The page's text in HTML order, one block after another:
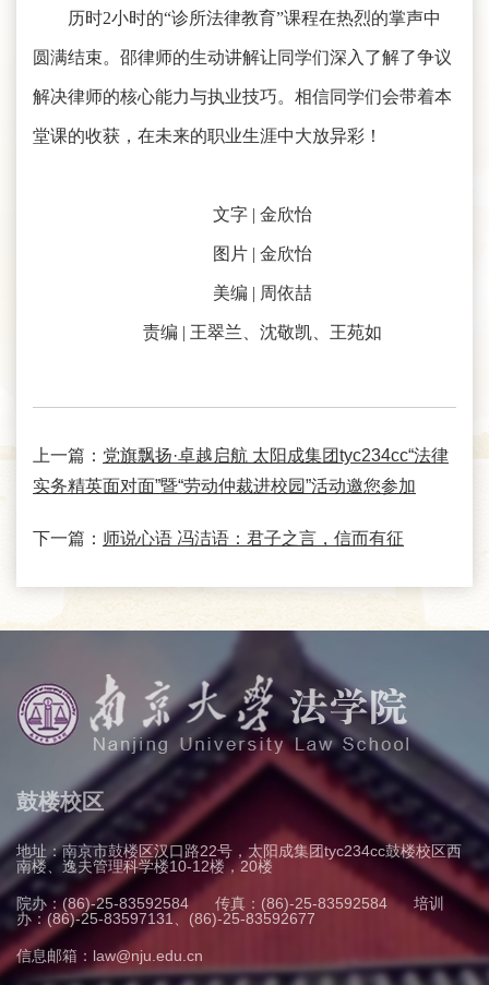
历时2小时的“诊所法律教育”课程在热烈的掌声中
圆满结束。邵律师的生动讲解让同学们深入了解了争议
解决律师的核心能力与执业技巧。相信同学们会带着本
堂课的收获，在未来的职业生涯中大放异彩！
文字 | 金欣怡
图片 | 金欣怡
美编 | 周依喆
责编 | 王翠兰、沈敬凯、王苑如
上一篇： 党旗飘扬·卓越启航 太阳成集团tyc234cc“法律
实务精英面对面”暨“劳动仲裁进校园”活动邀您参加
下一篇： 师说心语 冯洁语：君子之言，信而有征
鼓楼校区
地址：南京市鼓楼区汉口路22号，太阳成集团tyc234cc鼓楼校区西
南楼、逸夫管理科学楼10-12楼，20楼
院办：(86)-25-83592584 传真：(86)-25-83592584
培训
办：(86)-25-83597131、(86)-25-83592677
信息邮箱：law@nju.edu.cn